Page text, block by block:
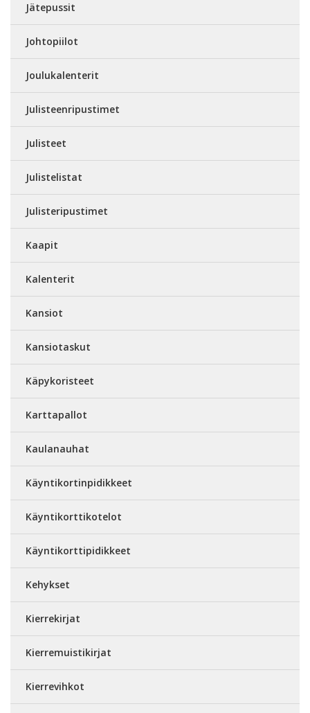
Jätepussit
Johtopiilot
Joulukalenterit
Julisteenripustimet
Julisteet
Julistelistat
Julisteripustimet
Kaapit
Kalenterit
Kansiot
Kansiotaskut
Käpykoristeet
Karttapallot
Kaulanauhat
Käyntikortinpidikkeet
Käyntikorttikotelot
Käyntikorttipidikkeet
Kehykset
Kierrekirjat
Kierremuistikirjat
Kierrevihkot